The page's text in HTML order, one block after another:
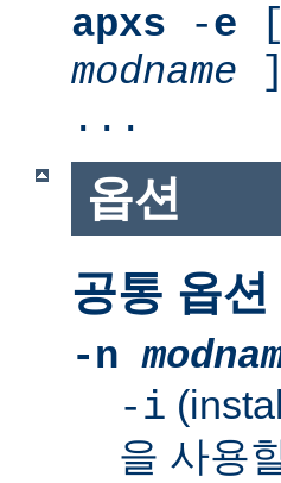
apxs -e
modname
...
옵션
공통 옵션
-n
-i
을 사용